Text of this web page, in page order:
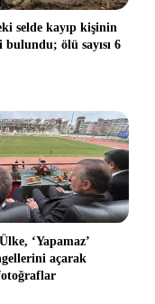
selde kayıp kişinin
bulundu; ölü sayısı 6
‘Yapamaz’
açarak